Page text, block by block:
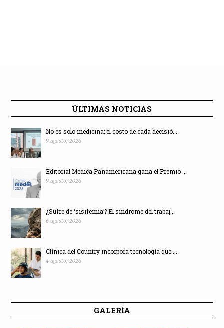
ÚLTIMAS NOTICIAS
No es solo medicina: el costo de cada decisió...
9 agosto, 2026
Editorial Médica Panamericana gana el Premio ...
9 agosto, 2026
¿Sufre de ‘sisifemia’? El síndrome del trabaj...
6 agosto, 2026
Clínica del Country incorpora tecnología que ...
4 agosto, 2026
GALERÍA